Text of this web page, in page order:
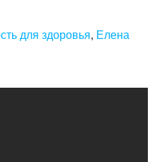
для здоровья, Елена